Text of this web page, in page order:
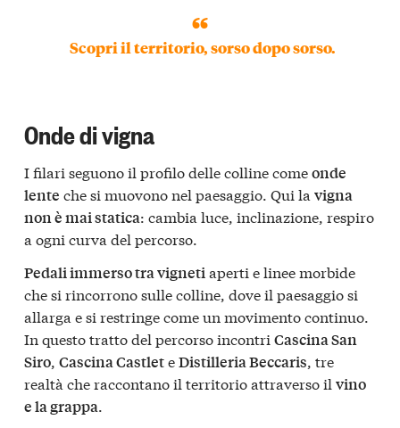
Scopri il territorio, sorso dopo sorso.
Onde di vigna
I filari seguono il profilo delle colline comeonde
lente che si muovono nel paesaggio. Qui la vigna
non è mai statica: cambia luce, inclinazione, respiro
a ogni curva del percorso.
Pedali immerso tra vignetiaperti e linee morbide
che si rincorrono sulle colline, dove il paesaggio si
allarga e si restringe come un movimento continuo.
In questo tratto del percorso incontri Cascina San
Siro, Cascina CastleteDistilleria Beccaris, tre
realtà che raccontano il territorio attraverso il vino
e la grappa.